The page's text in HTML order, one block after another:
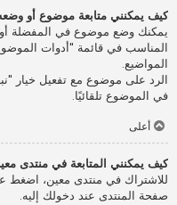
كيف يمكنني متابعة موضوع أو
يمكنك وضع موضوع في المفضلة
المناسب في قائمة "أدوات
المواضيع.
الرد على موضوع مع تفعيل خيار
في الموضوع تلقائيًا.
أعلى
كيف يمكنني المتابعة في منتدى
للاشتراك في منتدى معين، اضغط
صفحة المنتدى عند دخولك إليه.